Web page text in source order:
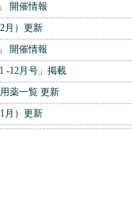
開催情報
月）更新
開催情報
-12月号」掲載
薬一覧 更新
月）更新